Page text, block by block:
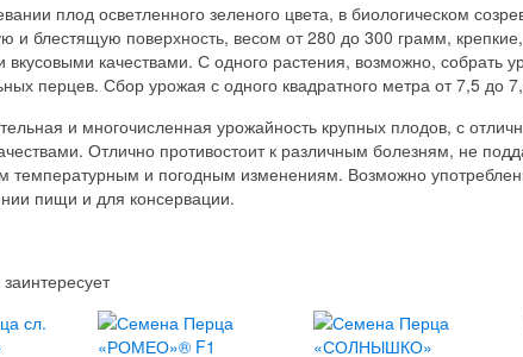
плод осветленного зеленого цвета, в биологическом
и блестящую поверхность, весом от 280 до 300 грамм,
вкусовыми качествами. С одного растения, возможно, собрать
перцев. Сбор урожая с одного квадратного метра от 7,5 до
и многочисленная урожайность крупных плодов, с
Отлично противостоит к различным болезням, не
и погодным изменениям. Возможно
пищи и для консервации.